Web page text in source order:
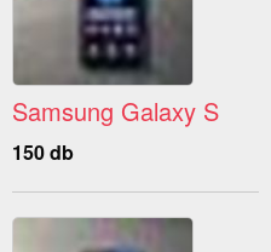
Samsung Galaxy S
150 db